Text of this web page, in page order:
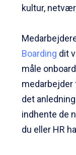
kultur,
Boarding dit
måle
medarbejder
det
indhente de
du eller HR